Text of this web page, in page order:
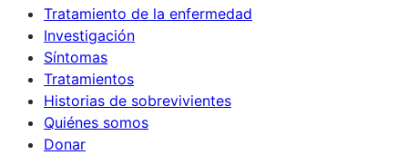
Tratamiento de la enfermedad
Investigación
Síntomas
Tratamientos
Historias de sobrevivientes
Quiénes somos
Donar